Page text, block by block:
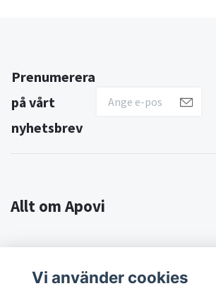
Prenumerera
på vårt
nyhetsbrev
Allt om Apovi
Om Apovi
Vi använder cookies